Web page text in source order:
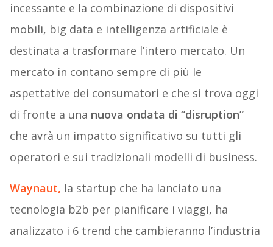
incessante e la combinazione di dispositivi
mobili, big data e intelligenza artificiale è
destinata a trasformare l’intero mercato. Un
mercato in contano sempre di più le
aspettative dei consumatori e che si trova oggi
di fronte a una nuova ondata di “disruption”
che avrà un impatto significativo su tutti gli
operatori e sui tradizionali modelli di business.
Waynaut, la startup che ha lanciato una
tecnologia b2b per pianificare i viaggi, ha
analizzato i 6 trend che cambieranno l’industria